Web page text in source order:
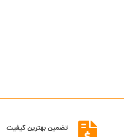
تضمین بهترین کیفیت